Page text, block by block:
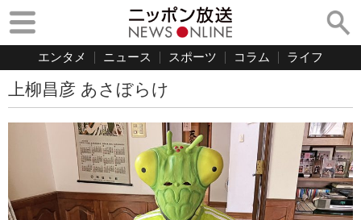
エンタメ ニュース スポーツ コラム ライフ
上柳昌彦 あさぼらけ